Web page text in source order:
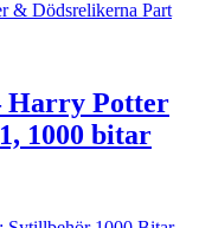
Harry Potter
1000 bitar